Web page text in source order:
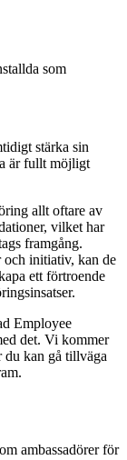
som
stärka sin
är fullt möjligt
allt oftare av
vilket har
framgång.
och initiativ, kan de
ett förtroende
Employee
det. Vi kommer
du kan gå tillväga
ambassadörer för